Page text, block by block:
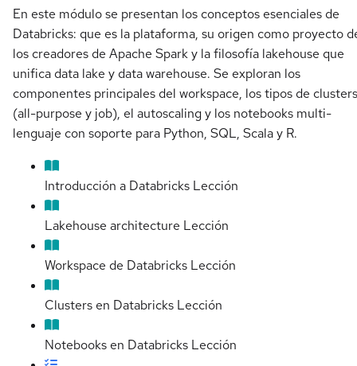
En este módulo se presentan los conceptos esenciales de
Databricks: que es la plataforma, su origen como proyecto
los creadores de Apache Spark y la filosofía lakehouse que
unifica data lake y data warehouse. Se exploran los
componentes principales del workspace, los tipos de clusters
(all-purpose y job), el autoscaling y los notebooks multi-
lenguaje con soporte para Python, SQL, Scala y R.
Introducción a Databricks Lección
Lakehouse architecture Lección
Workspace de Databricks Lección
Clusters en Databricks Lección
Notebooks en Databricks Lección